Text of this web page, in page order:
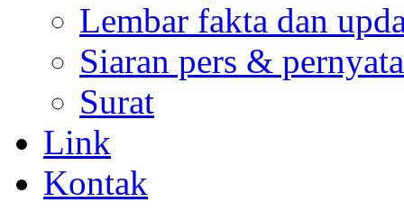
Lembar fakta dan
Siaran pers &
Surat
Link
Kontak